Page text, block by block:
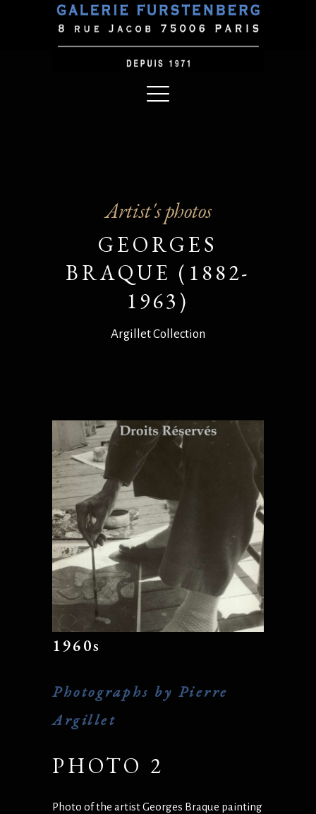
Artist's photos
GEORGES
BRAQUE (1882-
1963)
Argillet Collection
1960s
Photographs by Pierre
Argillet
PHOTO 2
Photo of the artist Georges Braque painting